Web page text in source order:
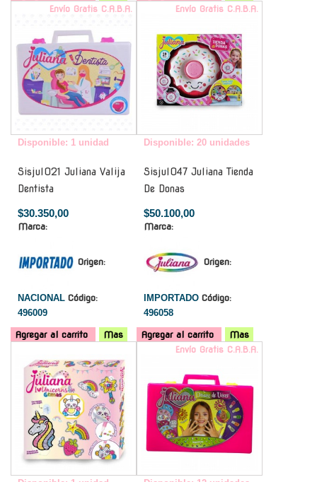
Envío Gratis C.A.B.A.
Disponible: 1 unidad
Sisjul021 Juliana Valija
Dentista
$30.350,00
Marca:
Origen:
NACIONAL Código:
496009
Agregar al carrito Mas
Envío Gratis C.A.B.A.
Disponible: 20 unidades
Sisjul047 Juliana Tienda
De Donas
$50.100,00
Marca:
Origen:
IMPORTADO Código:
496058
Agregar al carrito
Mas
Envío Gratis C.A.B.A.